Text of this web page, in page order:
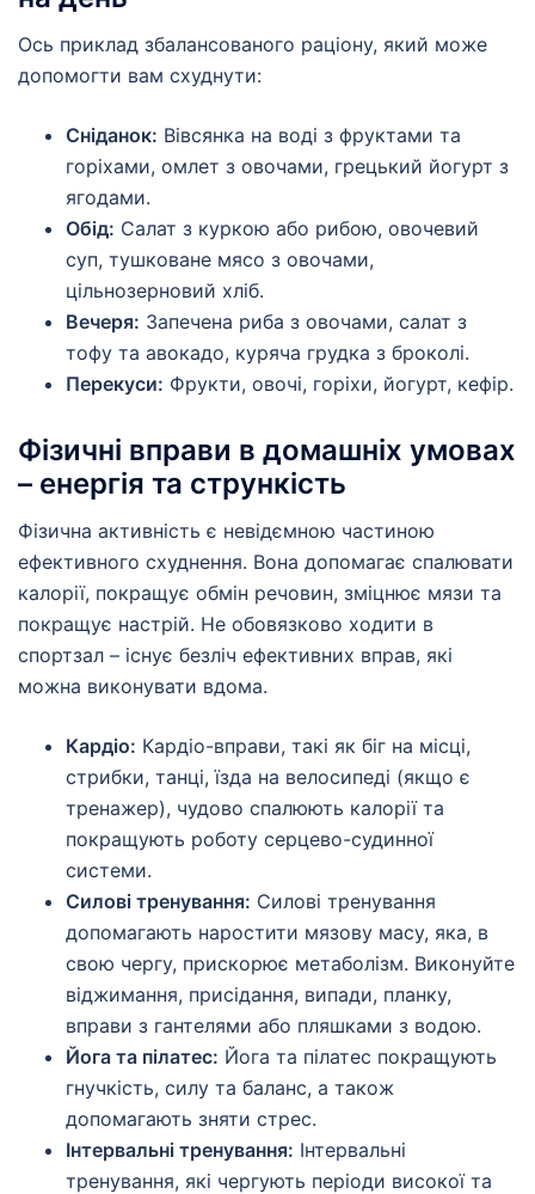
Ось приклад збалансованого раціону, який може
допомогти вам схуднути:
Сніданок: Вівсянка на воді з фруктами та
горіхами, омлет з овочами, грецький йогурт з
ягодами.
Обід: Салат з куркою або рибою, овочевий
суп, тушковане мясо з овочами,
цільнозерновий хліб.
Вечеря: Запечена риба з овочами, салат з
тофу та авокадо, куряча грудка з броколі.
Перекуси: Фрукти, овочі, горіхи, йогурт, кефір.
Фізичні вправи в домашніх умовах
– енергія та стрункість
Фізична активність є невідємною частиною
ефективного схуднення. Вона допомагає спалювати
калорії, покращує обмін речовин, зміцнює мязи та
покращує настрій. Не обовязково ходити в
спортзал – існує безліч ефективних вправ, які
можна виконувати вдома.
Кардіо: Кардіо-вправи, такі як біг на місці,
стрибки, танці, їзда на велосипеді (якщо є
тренажер), чудово спалюють калорії та
покращують роботу серцево-судинної
системи.
Силові тренування: Силові тренування
допомагають наростити мязову масу, яка, в
свою чергу, прискорює метаболізм. Виконуйте
віджимання, присідання, випади, планку,
вправи з гантелями або пляшками з водою.
Йога та пілатес: Йога та пілатес покращують
гнучкість, силу та баланс, а також
допомагають зняти стрес.
Інтервальні тренування: Інтервальні
тренування, які чергують періоди високої та